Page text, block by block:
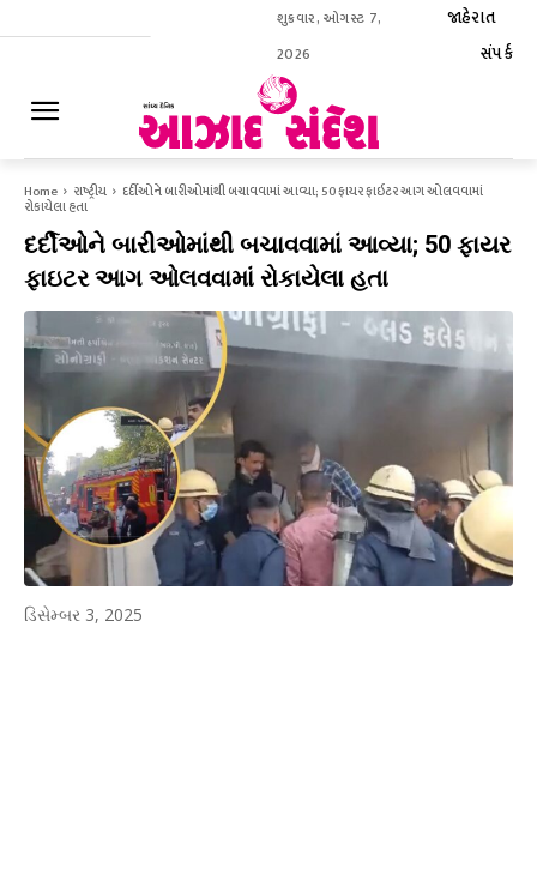
શુક્રવાર, ઓગસ્ટ 7,
2026
જાહેરાત
સંપર્ક
Home રાષ્ટ્રીય દર્દીઓને બારીઓમાંથી બચાવવામાં આવ્યા; 50 ફાયર ફાઇટર આગ ઓલવવામાં
રોકાયેલા હતા
દર્દીઓને બારીઓમાંથી બચાવવામાં આવ્યા; 50 ફાયર
ફાઇટર આગ ઓલવવામાં રોકાયેલા હતા
ડિસેમ્બર 3, 2025